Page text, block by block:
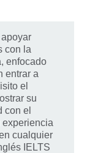
con la
enfocado
entrar a
el
su
con el
cualquier
IELTS